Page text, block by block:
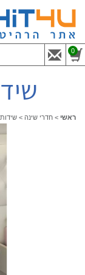
0
שידה
ראשי > חדרי שינה > שידות